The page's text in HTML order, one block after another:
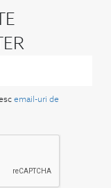
email-uri de